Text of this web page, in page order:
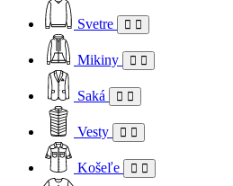
Svetre
Mikiny
Saká
Vesty
Košeľe